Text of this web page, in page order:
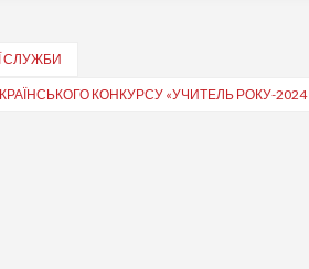
СЛУЖБИ
КОНКУРСУ «УЧИТЕЛЬ РОКУ-2024